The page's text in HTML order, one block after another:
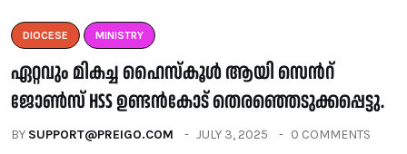
DIOCESE MINISTRY
ഏറ്റവും മികച്ച ഹൈസ്കൂൾ ആയി സെൻറ്
ജോൺസ് HSS ഉണ്ടൻകോട് തെരഞ്ഞെടുക്കപ്പെട്ടു.
BY SUPPORT@PREIGO.COM JULY 3, 2025 0 COMMENTS